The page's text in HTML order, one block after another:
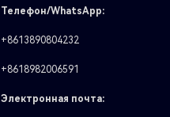
Телефон/WhatsApp:
+8613890804232
+8618982006591
Электронная почта: